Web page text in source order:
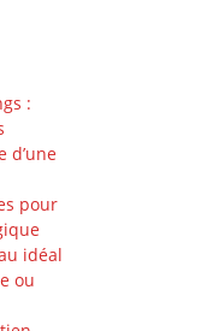
:
d’une
pour
idéal
ou